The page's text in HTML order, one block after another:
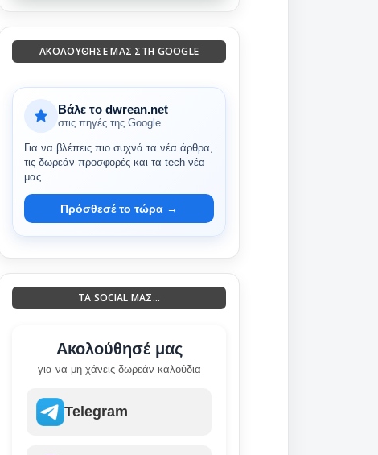
ΑΚΟΛΟΎΘΗΣΈ ΜΑΣ ΣΤΗ GOOGLE
Βάλε το dwrean.net
στις πηγές της Google
Για να βλέπεις πιο συχνά τα νέα άρθρα,
τις δωρεάν προσφορές και τα tech νέα
μας.
Πρόσθεσέ το τώρα →
ΤΑ SOCIAL ΜΑΣ...
Ακολούθησέ μας
για να μη χάνεις δωρεάν καλούδια
Telegram